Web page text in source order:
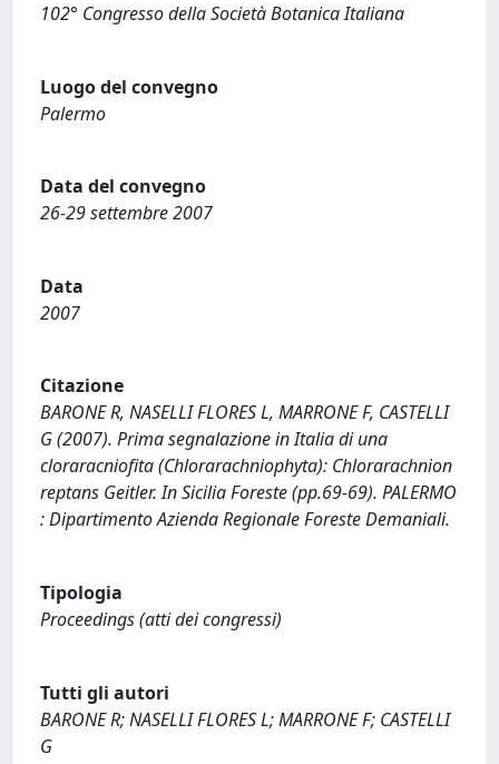
102° Congresso della Società Botanica Italiana
Luogo del convegno
Palermo
Data del convegno
26-29 settembre 2007
Data
2007
Citazione
BARONE R, NASELLI FLORES L, MARRONE F, CASTELLI
G (2007). Prima segnalazione in Italia di una
cloraracniofita (Chlorarachniophyta): Chlorarachnion
reptans Geitler. In Sicilia Foreste (pp.69-69). PALERMO
: Dipartimento Azienda Regionale Foreste Demaniali.
Tipologia
Proceedings (atti dei congressi)
Tutti gli autori
BARONE R; NASELLI FLORES L; MARRONE F; CASTELLI
G